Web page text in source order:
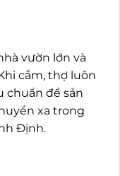
vườn lớn và
cắm, thợ luôn
chuẩn để sản
xa trong
Định.